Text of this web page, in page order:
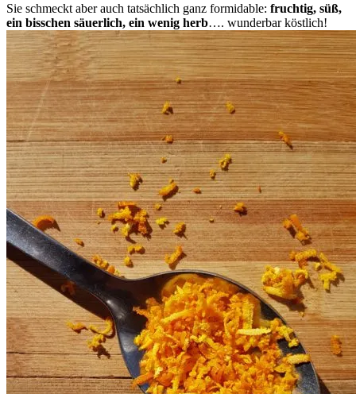
Sie schmeckt aber auch tatsächlich ganz formidable: fruchtig, süß,
ein bisschen säuerlich, ein wenig herb…. wunderbar köstlich!